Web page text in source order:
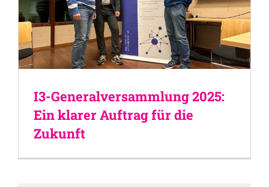
I3-Generalversammlung 2025:
Ein klarer Auftrag für die
Zukunft